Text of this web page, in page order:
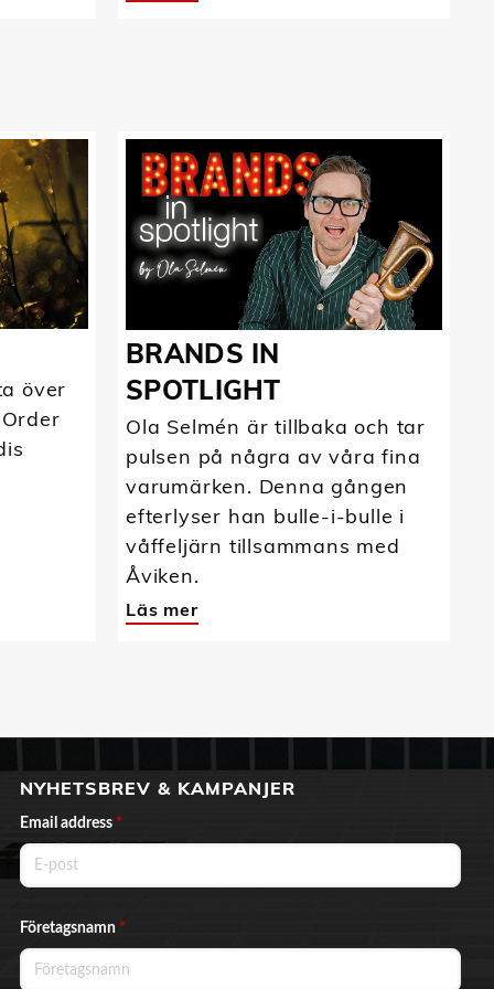
över
BRANDS IN
SPOTLIGHT
Ola Selmén är tillbaka och tar
pulsen på några av våra fina
varumärken. Denna gången
efterlyser han bulle-i-bulle i
våffeljärn tillsammans med
Åviken.
Läs mer
NYHETSBREV & KAMPANJER
Email address *
Företagsnamn *